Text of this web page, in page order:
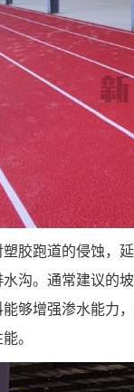
胶跑道的侵蚀，
沟。通常建议的
够增强渗水能力
。